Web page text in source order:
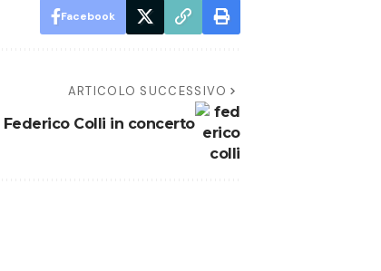
Facebook
ARTICOLO SUCCESSIVO
Federico Colli in concerto